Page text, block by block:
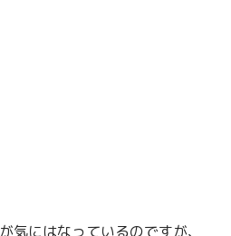
が気にはなっているのですが、